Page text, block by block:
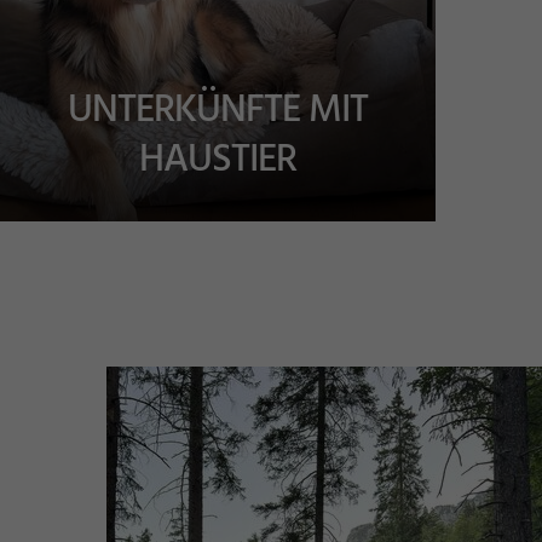
UNTERKÜNFTE MIT
HAUSTIER